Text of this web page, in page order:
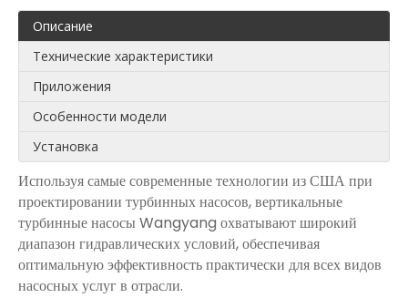
Описание
Технические характеристики
Приложения
Особенности модели
Установка
Используя самые современные технологии из США при
проектировании турбинных насосов, вертикальные
турбинные насосы Wangyang охватывают широкий
диапазон гидравлических условий, обеспечивая
оптимальную эффективность практически для всех видов
насосных услуг в отрасли.